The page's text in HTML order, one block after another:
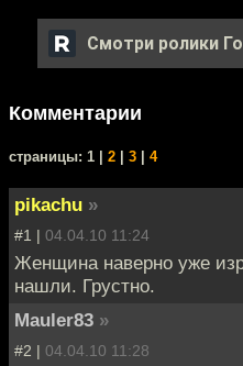
Смотри ролики
Комментарии
cтраницы: 1 | 2 3 4
pikachu »
#1 | 04.04.10 11:24
Женщина наверно уже
нашли. Грустно.
Mauler83 »
#2 | 04.04.10 11:28